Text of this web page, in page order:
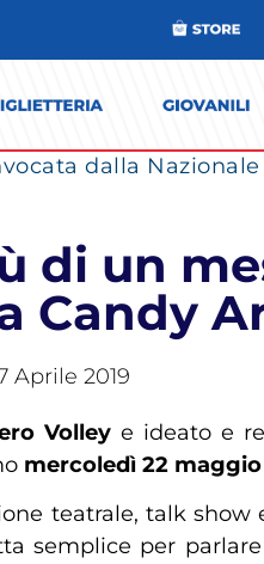
dalla
di un
Candy
Aprile 2019
Volleye ideato e
mercoledì 22 maggio
teatrale, talk
semplice per